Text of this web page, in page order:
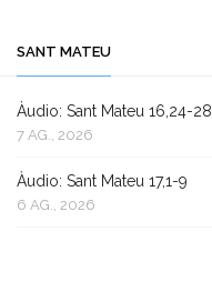
SANT MATEU
Àudio: Sant Mateu 16,24-28
7 AG., 2026
Àudio: Sant Mateu 17,1-9
6 AG., 2026